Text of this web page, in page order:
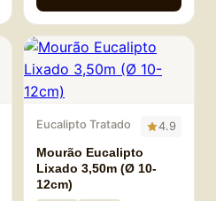
Eucalipto Tratado 4.9
Mourão Eucalipto
Lixado 3,50m (Ø 10-
12cm)